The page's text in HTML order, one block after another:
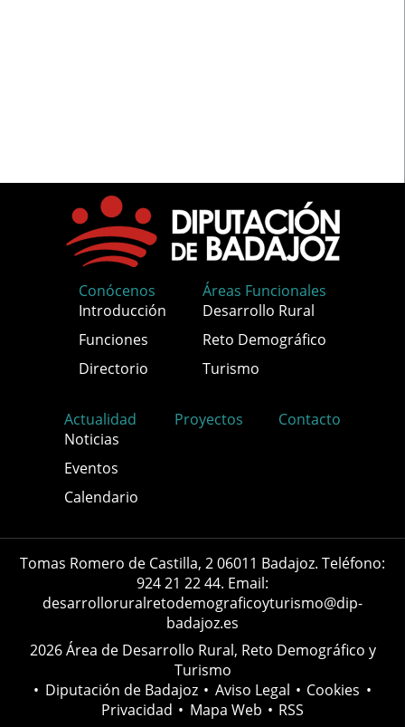
Conócenos
Introducción
Funciones
Directorio
Áreas Funcionales
Desarrollo Rural
Reto Demográfico
Turismo
Actualidad
Noticias
Eventos
Calendario
Proyectos Contacto
Tomas Romero de Castilla, 2 06011 Badajoz. Teléfono:
924 21 22 44. Email:
desarrolloruralretodemograficoyturismo@dip-
badajoz.es
2026 Área de Desarrollo Rural, Reto Demográfico y
Turismo
• Diputación de Badajoz • Aviso Legal • Cookies •
Privacidad • Mapa Web • RSS